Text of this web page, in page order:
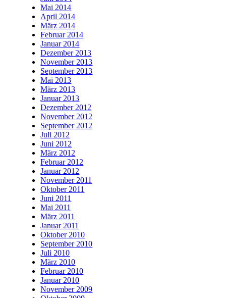
Mai 2014
April 2014
März 2014
Februar 2014
Januar 2014
Dezember 2013
November 2013
September 2013
Mai 2013
März 2013
Januar 2013
Dezember 2012
November 2012
September 2012
Juli 2012
Juni 2012
März 2012
Februar 2012
Januar 2012
November 2011
Oktober 2011
Juni 2011
Mai 2011
März 2011
Januar 2011
Oktober 2010
September 2010
Juli 2010
März 2010
Februar 2010
Januar 2010
November 2009